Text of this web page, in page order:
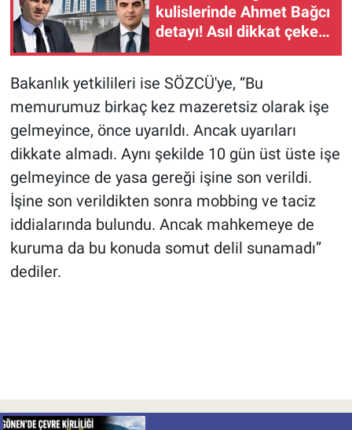
kulislerinde Ahmet Bağcı
detayı! Asıl dikkat çeken
Tarım Kredi denklemi
Bakanlık yetkilileri ise SÖZCÜ'ye, “Bu
memurumuz birkaç kez mazeretsiz olarak işe
gelmeyince, önce uyarıldı. Ancak uyarıları
dikkate almadı. Aynı şekilde 10 gün üst üste işe
gelmeyince de yasa gereği işine son verildi.
İşine son verildikten sonra mobbing ve taciz
iddialarında bulundu. Ancak mahkemeye de
kuruma da bu konuda somut delil sunamadı”
dediler.